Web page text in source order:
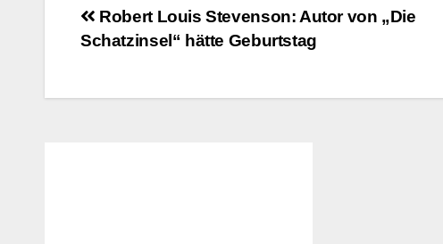
Beitragsnavigation
Robert Louis Stevenson: Autor von „Die
Schatzinsel“ hätte Geburtstag